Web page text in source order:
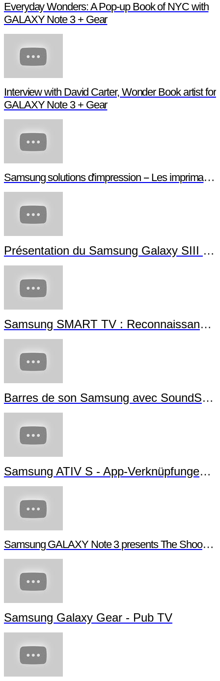
Everyday Wonders: A Pop-up Book of NYC with
GALAXY Note 3 + Gear
Interview with David Carter, Wonder Book artist for
GALAXY Note 3 + Gear
Samsung solutions d'impression -- Les imprimantes NFC
Présentation du Samsung Galaxy SIII Mini
Samsung SMART TV : Reconnaissance Gestuelle
Barres de son Samsung avec SoundShare
Samsung ATIV S - App-Verknüpfungen erstellen
Samsung GALAXY Note 3 presents The Shoot - Behind the scenes
Samsung Galaxy Gear - Pub TV